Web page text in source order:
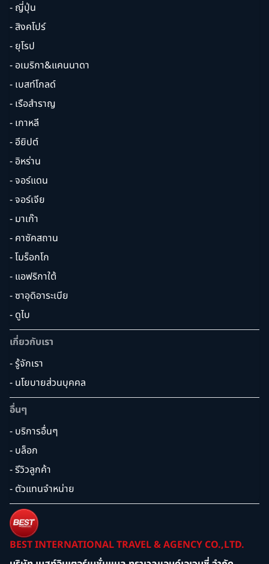
- ญี่ปุ่น
- สิงคโปร์
- ยุโรป
- อเมริกา&แคนนาดา
- เบสท์โกลด์
- เรือสำราญ
- เกาหลี
- อียิปต์
- อิหร่าน
- จอร์แดน
- จอร์เจีย
- มาเก๊า
- คาซัคสถาน
- โมร็อกโก
- แอฟริกาใต้
- ซาอุดิอาระเบีย
- ดูไบ
เกี่ยวกับเรา
- รู้จักเรา
- นโยบายส่วนบุคคล
อื่นๆ
- บริการอื่นๆ
- บล็อก
- รีวิวลูกค้า
- ตัวแทนจำหน่าย
BEST INTERNATIONAL TRAVEL & AGENCY CO.,LTD.